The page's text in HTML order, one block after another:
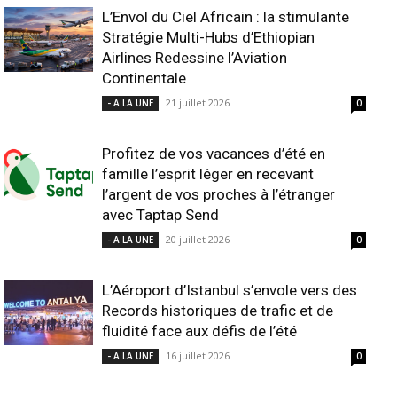
L’Envol du Ciel Africain : la stimulante
Stratégie Multi-Hubs d’Ethiopian
Airlines Redessine l’Aviation
Continentale
- A LA UNE 21 juillet 2026 0
Profitez de vos vacances d’été en
famille l’esprit léger en recevant
l’argent de vos proches à l’étranger
avec Taptap Send
- A LA UNE 20 juillet 2026 0
L’Aéroport d’Istanbul s’envole vers des
Records historiques de trafic et de
fluidité face aux défis de l’été
- A LA UNE 16 juillet 2026 0